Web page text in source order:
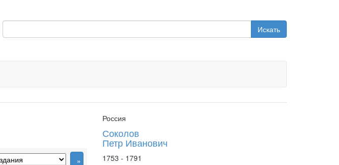
Искать
Россия
Соколов
Петр Иванович
1753 - 1791